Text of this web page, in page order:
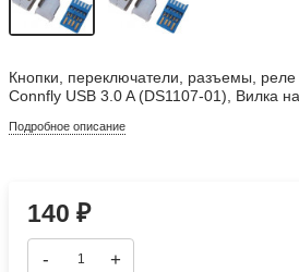
Кнопки, переключатели, разъемы,
Connfly USB 3.0 A (DS1107-01), Вилка
Подробное описание
140₽
- +